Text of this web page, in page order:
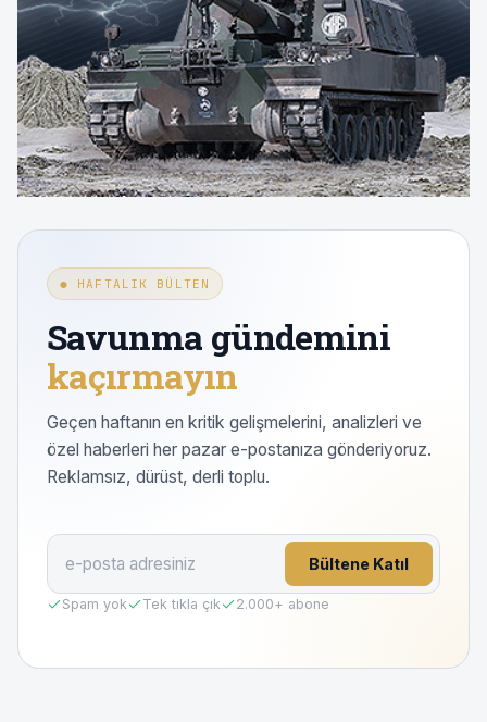
● HAFTALIK BÜLTEN
Savunma gündemini
kaçırmayın
Geçen haftanın en kritik gelişmelerini, analizleri ve
özel haberleri her pazar e-postanıza gönderiyoruz.
Reklamsız, dürüst, derli toplu.
Bültene Katıl
Spam yok Tek tıkla çık 2.000+ abone